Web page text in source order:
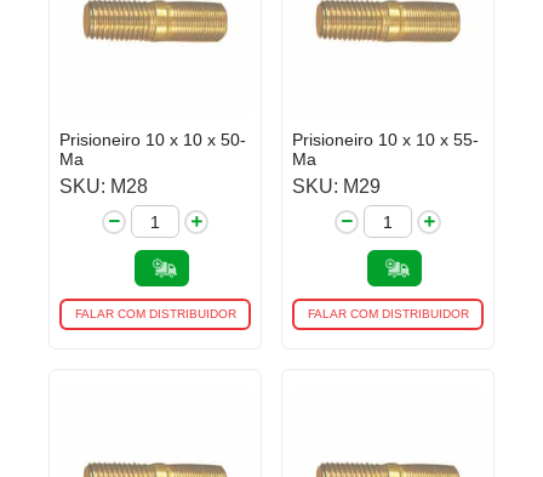
Prisioneiro 10 x 10 x 50-
Ma
SKU: M28
FALAR COM DISTRIBUIDOR
Prisioneiro 10 x 10 x 55-
Ma
SKU: M29
FALAR COM DISTRIBUIDOR